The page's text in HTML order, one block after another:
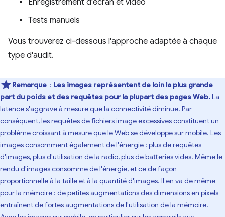
Enregistrement d'écran et vidéo
Tests manuels
Vous trouverez ci-dessous l'approche adaptée à chaque
type d'audit.
Remarque : Les images représentent de loin la plus grande
part du poids et des requêtes pour la plupart des pages Web.La
latence s'aggrave à mesure que la connectivité diminue. Par
conséquent, les requêtes de fichiers image excessives constituent un
problème croissant à mesure que le Web se développe sur mobile. Les
images consomment également de l'énergie : plus de requêtes
d'images, plus d'utilisation de la radio, plus de batteries vides. Même le
rendu d'images consomme de l'énergie, et ce de façon
proportionnelle à la taille et à la quantité d'images. Il en va de même
pour la mémoire : de petites augmentations des dimensions en pixels
entraînent de fortes augmentations de l'utilisation de la mémoire.